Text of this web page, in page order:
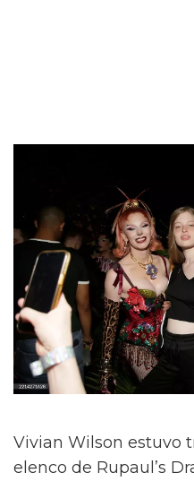
Vivian Wilson estuvo
elenco de Rupaul’s